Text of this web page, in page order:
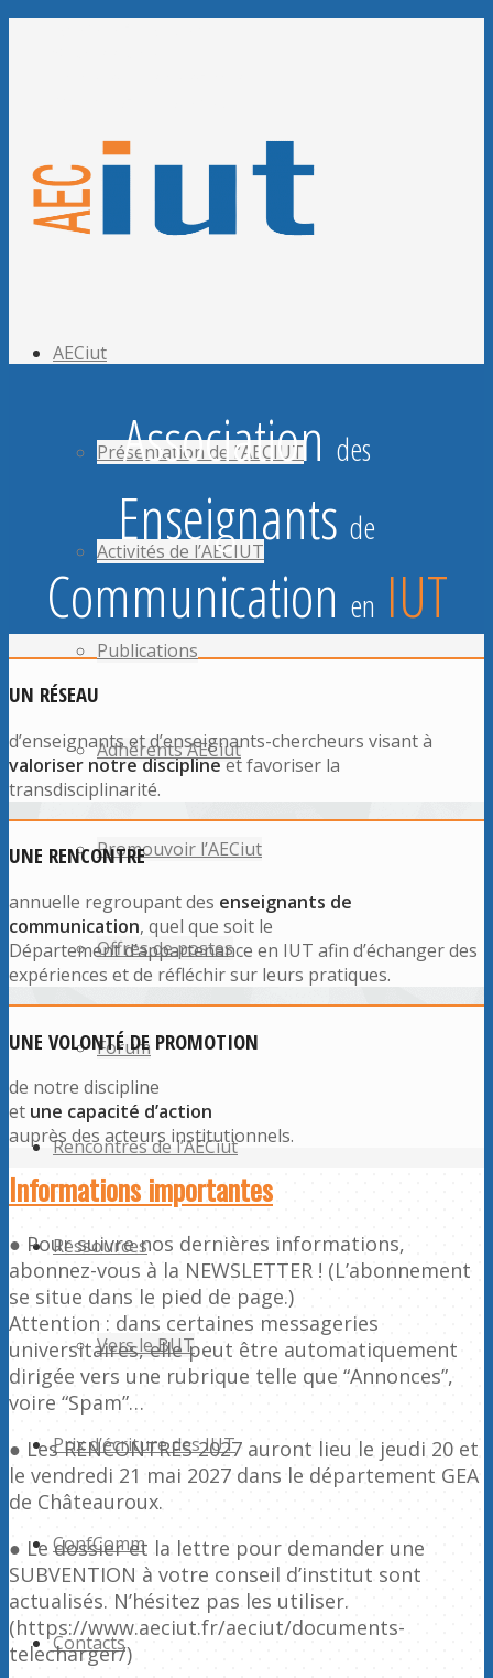
AECiut
Présentation de l’AECIUT
Activités de l’AECIUT
Publications
Adhérents AECiut
Promouvoir l’AECiut
Offres de postes
Forum
Rencontres de l’AECiut
Ressources
Vers le BUT
Prix d’écriture des IUT
ConfComm
Contacts
Association des
Enseignants de
Communication en IUT
UN RÉSEAU
d’enseignants et d’enseignants-chercheurs visant à
valoriser notre disciplineet favoriser la
transdisciplinarité.
UNE RENCONTRE
annuelle regroupant des enseignants de
communication, quel que soit le
Département d’appartenance en IUT afin d’échanger des
expériences et de réfléchir sur leurs pratiques.
UNE VOLONTÉ DE PROMOTION
de notre discipline
et une capacité d’action
auprès des acteurs institutionnels.
Informations importantes
● Pour suivre nos dernières informations,
abonnez-vous à la NEWSLETTER ! (L’abonnement
se situe dans le pied de page.)
Attention : dans certaines messageries
universitaires, elle peut être automatiquement
dirigée vers une rubrique telle que “Annonces”,
voire “Spam”…
● Les RENCONTRES 2027 auront lieu le jeudi 20 et
le vendredi 21 mai 2027 dans le département GEA
de Châteauroux.
● Le dossier et la lettre pour demander une
SUBVENTION à votre conseil d’institut sont
actualisés. N’hésitez pas les utiliser.
(https://www.aeciut.fr/aeciut/documents-
telecharger/)